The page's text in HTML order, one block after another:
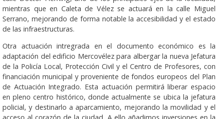
mientras que en Caleta de Vélez se actuará en la calle Miguel
Serrano, mejorando de forma notable la accesibilidad y el estado
de las infraestructuras.
Otra actuación intregrada en el documento económico es la
adaptación del edificio Mercovélez para albergar la nueva Jefatura
de la Policía Local, Protección Civil y el Centro de Profesores, con
financiación municipal y proveniente de fondos europeos del Plan
de Actuación Integrado. Esta actuación permitirá liberar espacio
en pleno centro histórico, donde actualmente se ubica la jefatura
policial, y destinarlo a aparcamiento, mejorando la movilidad y el